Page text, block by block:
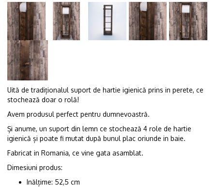
Uită de tradiționalul suport de hartie igienică prins in perete, ce
stochează doar o rolă!
Avem produsul perfect pentru dumnevoastră.
Și anume, un suport din lemn ce stochează 4 role de hartie
igienică și poate fi mutat după bunul plac oriunde in baie.
Fabricat in Romania, ce vine gata asamblat.
Dimesiuni produs:
Inălțime: 52,5 cm